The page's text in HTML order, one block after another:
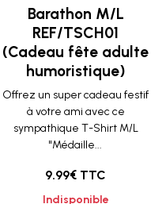
Barathon M/L
REF/TSCH01
(Cadeau fête adulte
humoristique)
Offrez un super cadeau festif
à votre ami avec ce
sympathique T-Shirt M/L
"Médaille...
9.99€ TTC
Indisponible